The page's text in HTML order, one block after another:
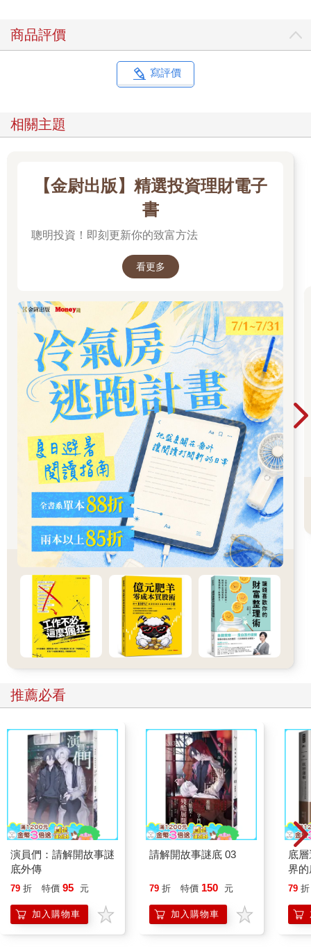
線之隔，關懷在何時會變成專橫，試圖拯救生命在何時會以令對
方感到屈辱的侮辱收場。犧牲奉獻在何時會變得殘忍無情。要如
何去愛一個男人，去守護他，當他就在她對他說無法再跟他一起
生活的那一天倒下。該怎麼做，當那可憎的命運兩度落在同一個
朋友的人由於軟弱和對疾病的恐懼而不再出現。在這樣的生活
那張照片多麼如詩如畫，妳戴著紅色遮陽帽，穿過草原上長得高
高的草，走向妳寫作之處。但我當然會暗忖：那裡有蛇嗎？當妳
讀到這幾行字，妳會想：她總是懷疑會有危險。而妳這樣想也沒
錯。過去這些年的災厄蟄伏在我心裡，等待著被喚醒，成為黑羽
烏鴉拍動翅膀掠過我心頭。妳帽子的紅色就跟妳寫作小屋前面那
下，紅得多麼美。美麗的事物所帶來的安慰。這一點我將一再提
起。當我把恰好合適的檯燈擺在家中恰到好處的位置，我心中那
絲幸福。他說我在與審美有關的事情上是個獨裁者。最近，我曾
想找一支顏色與我身上穿的毛衣一樣的湯匙來吃水煮蛋……不，
現在我寧可別對此事發表任何看法。
我一邊寫下這幾行字，一邊看向一束飽滿的鬱金香，有橙色、紅
色和白色的花朵。花萼張開了，幾支花莖昂然向上生長，另幾支
則慵懶地向下捲曲。這有一種誘人的性感。彷彿這些花朵正朝著
未來的幸福伸展身體，其實卻只是逐漸接近終將凋萎的生命盡
頭。只是？在感知上，美麗與短暫易逝本來不就是一體的嗎？倘
若不是明知其短暫易逝，有生命的美麗事物還會令我們感到欣喜
最近我們通電話時，妳稍微催促了我，說我該著手了。於是今天
我把裝著弔唁信函的木箱拿出來，整理了箱中信件，並且把木箱
擱在水龍頭底下刷洗。它不該沾滿灰塵，當我把那些紙條和這些
年來寫滿的那許多大大小小的筆記本全都放進去。只有在我書寫
時，當我把所經歷的事訴諸文字，才能製造出一種距離，在所發
生的事與我之間才能產生空間。當我隔著由文字築起的牆去窺視
我。裹在由字句、紙頁、句點和驚嘆號織成的大衣裡，我就比較
不害怕。隔著一段距離望向所發生的事，消除了事件本身的戲劇
性，把現實化為一則故事，我讀著這則故事，在閱讀的當下並未
活在其中。
現在我果真把自己手寫的日記整理出來，也把這些年來打字儲存
著瞧吧，看它們將會凝視我多久，等到我終於去讀。威廉．格納
齊諾曾經讓他小說中一個陰鬱的主角這麼說：「我因為內心的深
「它」──是去看見所發生的事，也是對所發生的事視而不見；是
去理解所發生的事，也是對所發生的事不能理解。我抓住了最微
渺的希望，彷彿那是一條繩索，而非一條細線，浪費力氣去無視
那顯而易見的事實：如果他活下來，就會是個重殘之人。
「它」──那是我的耐心，以及我的不耐煩。由於吞嚥障礙，他經
常得要咳嗽，弄得我神經緊張。從他嘴角流出的口水常使我失去
食慾。當他再度能夠稍微自己進食，老是把衣服弄髒，我的反應
也很煩躁。當他以為他得要小便，擔心自己說得太遲，而我不得
不一再跳起來去拿尿壺，我不耐煩地嘆了口氣。
也就是說，現在我得要正視自己在這些年裡可能是個什麼樣的
人。我不是我本來可以成為的那個模樣。假如我們曾在任何時候
有可能是自己本來可以成為的那個模樣。
假如他還在，此刻就會咧嘴笑著說：有這份心就已經很了不起
了。
商品評價
寫評價
相關主題
【金尉出版】精選投資理財電子
書
聰明投資！即刻更新你的致富方法
看更多
推薦必看
演員們：請解開故事謎
底外傳
79 折 特價 95 元
加入購物車
請解開故事謎底 03
79 折 特價 150 元
加入購物車
底
界
79 折